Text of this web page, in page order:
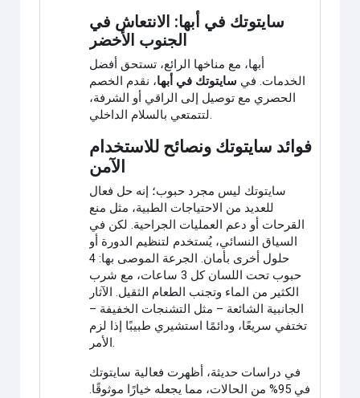
سايتوتك في أبها: الانتعاش في
الجنوب الأخضر
أبها، مع مناخها الرائع، تستحق أفضل
الخدمات. في سايتوتك في أبها، نقدم الخصم
الحصري مع توصيل إلى الراقي أو الشرفة،
لتتمتعي بالسلام الداخلي.
فوائد سايتوتك ونصائح للاستخدام
الآمن
سايتوتك ليس مجرد حبوب؛ إنه حل فعال
للعديد من الاحتياجات الطبية، مثل منع
القرحات أو دعم العمليات الجراحية. لكن في
السياق النسائي، يُستخدم لتنظيم الدورة أو
حلول أخرى بأمان. الجرعة الموصى بها: 4
حبوب تحت اللسان كل 3 ساعات، مع شرب
الكثير من الماء وتجنب الطعام الثقيل. الآثار
الجانبية الشائعة – مثل التشنجات الخفيفة –
تختفي سريعًا، ودائمًا استشيري طبيبًا إذا لزم
الأمر.
في دراسات حديثة، أظهرت فعالية سايتوتك
في 95% من الحالات، مما يجعله خيارًا موثوقًا.